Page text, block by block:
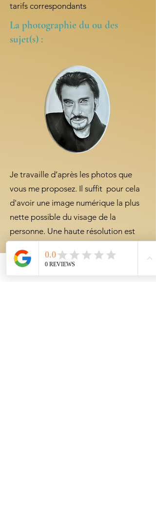
tarifs correspondants
La photographie du ou des
sujet(s) :
Je travaille d’après les photos que
vous me proposez. Il suffit pour cela
d'avoir une image numérique la plus
nette possible du visage de la
personne. Une haute résolution est
travailler correctement. Dans une
certaine mesure, je peux retravailler